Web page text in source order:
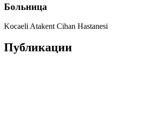
Больница
Kocaeli Atakent Cihan Hastanesi
Публикации